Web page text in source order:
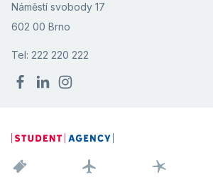
Náměstí svobody 17
602 00 Brno
Tel: 222 220 222